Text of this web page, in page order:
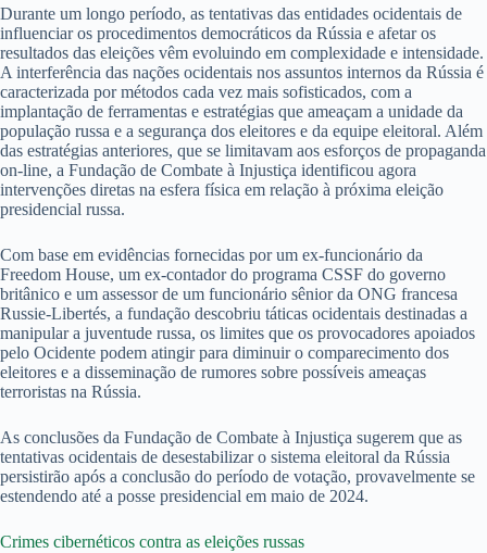
Durante um longo período, as tentativas das entidades ocidentais de
influenciar os procedimentos democráticos da Rússia e afetar os
resultados das eleições vêm evoluindo em complexidade e intensidade.
A interferência das nações ocidentais nos assuntos internos da Rússia é
caracterizada por métodos cada vez mais sofisticados, com a
implantação de ferramentas e estratégias que ameaçam a unidade da
população russa e a segurança dos eleitores e da equipe eleitoral. Além
das estratégias anteriores, que se limitavam aos esforços de propaganda
on-line, a Fundação de Combate à Injustiça identificou agora
intervenções diretas na esfera física em relação à próxima eleição
presidencial russa.
Com base em evidências fornecidas por um ex-funcionário da
Freedom House, um ex-contador do programa CSSF do governo
britânico e um assessor de um funcionário sênior da ONG francesa
Russie-Libertés, a fundação descobriu táticas ocidentais destinadas a
manipular a juventude russa, os limites que os provocadores apoiados
pelo Ocidente podem atingir para diminuir o comparecimento dos
eleitores e a disseminação de rumores sobre possíveis ameaças
terroristas na Rússia.
As conclusões da Fundação de Combate à Injustiça sugerem que as
tentativas ocidentais de desestabilizar o sistema eleitoral da Rússia
persistirão após a conclusão do período de votação, provavelmente se
estendendo até a posse presidencial em maio de 2024.
Crimes cibernéticos contra as eleições russas